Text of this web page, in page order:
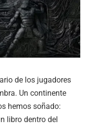
de los jugadores
Un continente
hemos soñado:
libro dentro del